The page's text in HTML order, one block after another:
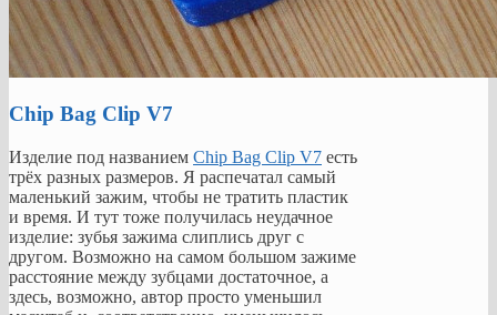
Chip Bag Clip V7
Изделие под названием Chip Bag Clip V7 есть
трёх разных размеров. Я распечатал самый
маленький зажим, чтобы не тратить пластик
и время. И тут тоже получилась неудачное
изделие: зубья зажима слиплись друг с
другом. Возможно на самом большом зажиме
расстояние между зубцами достаточное, а
здесь, возможно, автор просто уменьшил